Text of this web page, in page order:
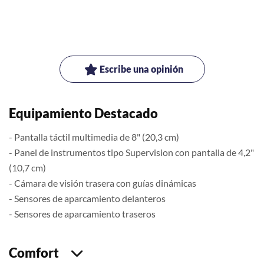
Escribe una opinión
Equipamiento Destacado
- Pantalla táctil multimedia de 8" (20,3 cm)
- Panel de instrumentos tipo Supervision con pantalla de 4,2"
(10,7 cm)
- Cámara de visión trasera con guías dinámicas
- Sensores de aparcamiento delanteros
- Sensores de aparcamiento traseros
Comfort